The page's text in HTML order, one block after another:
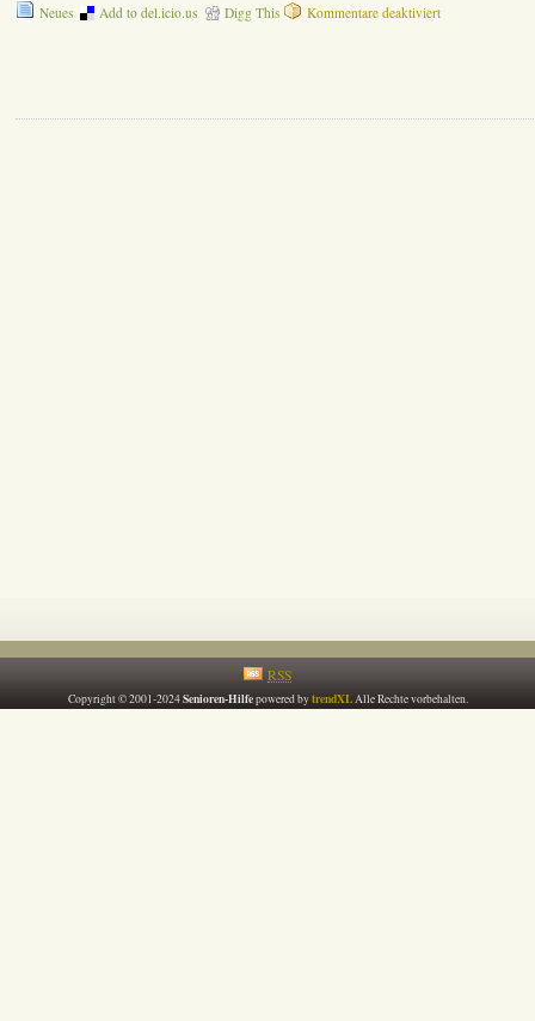
Neues Add to del.icio.us Digg This Kommentare deaktiviertfür
RSS
Copyright © 2001-2024Senioren-Hilfepowered bytrendXLAlle Rechte vorbehalten.